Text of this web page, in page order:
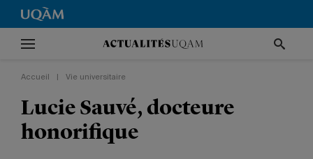
Accueil Vie universitaire
Lucie Sauvé, docteure
honorifique